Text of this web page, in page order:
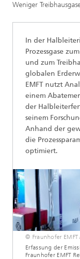
Weniger
In der
Prozessgase
und zum
globalen
EMFT nutzt
einem
der
seinem
Anhand der
die
optimiert.
© Fraunhofer
Erfassung der
Fraunhofer EMFT